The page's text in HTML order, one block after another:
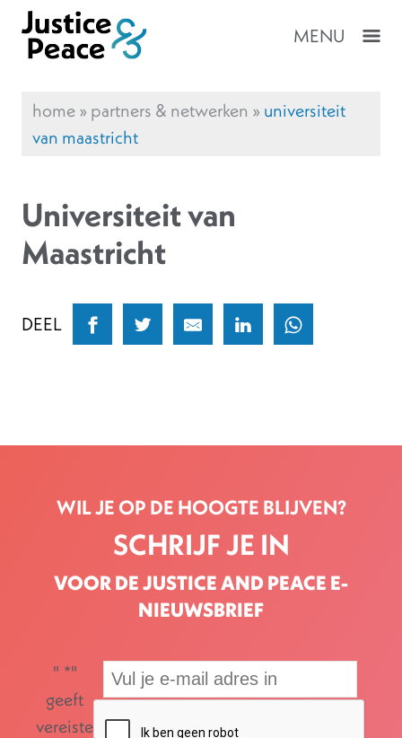
MENU
home»partners & netwerken »universiteit
van maastricht
Universiteit van
Maastricht
DEEL
WIL JE OP DE HOOGTE BLIJVEN?
SCHRIJF JE IN
VOOR DE JUSTICE AND PEACE E-
NIEUWSBRIEF
" *"
geeft
vereiste